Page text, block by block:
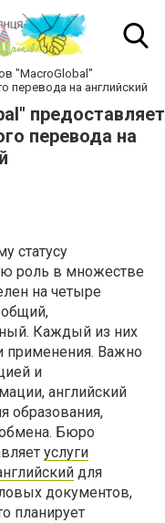
"MacroGlobal"
перевода на английский
предоставляет
перевода на
статусу
роль в множестве
на четыре
Каждый из них
применения. Важно
и
английский
образования,
Бюро
услуги
для
документов,
планирует